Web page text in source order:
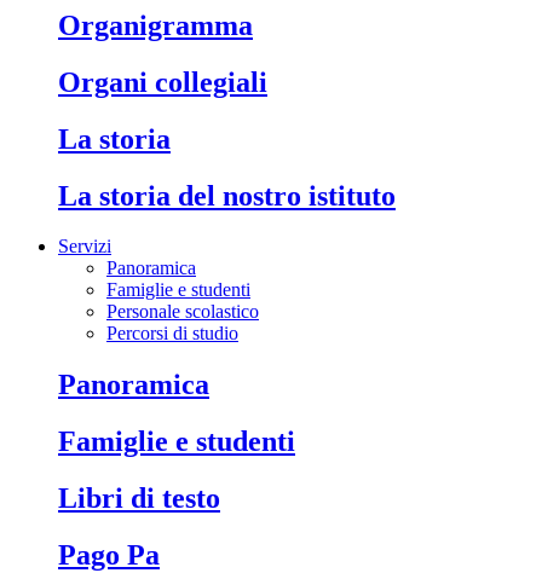
Organigramma
Organi collegiali
La storia
La storia del nostro istituto
Servizi
Panoramica
Famiglie e studenti
Personale scolastico
Percorsi di studio
Panoramica
Famiglie e studenti
Libri di testo
Pago Pa